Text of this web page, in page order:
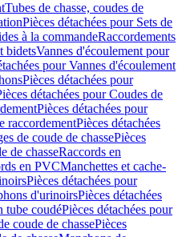
Tubes de chasse, coudes de
Pièces détachées pour Sets de
à la commandeRaccordements
bidetsVannes d'écoulement pour
pour Vannes d'écoulement
Pièces détachées pour
détachées pour Coudes de
Pièces détachées pour
raccordementPièces détachées
de coude de chassePièces
de chasseRaccords en
en PVCManchettes et cache-
Pièces détachées pour
d'urinoirsPièces détachées
tube coudéPièces détachées pour
coude de chassePièces